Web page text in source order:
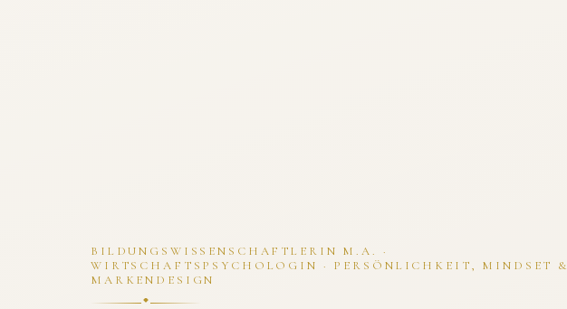
BILDUNGSWISSENSCHAFTLERIN M.A. ·
WIRTSCHAFTSPSYCHOLOGIN · PERSÖNLICHKEIT, MINDSET &
MARKENDESIGN